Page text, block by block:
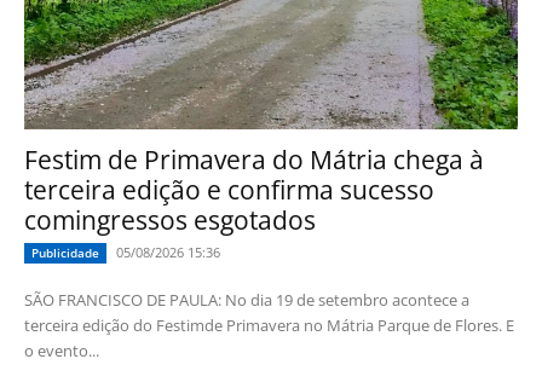
Festim de Primavera do Mátria chega à
terceira edição e confirma sucesso
comingressos esgotados
Publicidade 05/08/2026 15:36
SÃO FRANCISCO DE PAULA: No dia 19 de setembro acontece a
terceira edição do Festimde Primavera no Mátria Parque de Flores. E
o evento...